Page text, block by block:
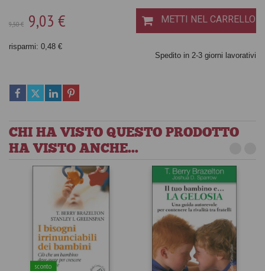
9,50 € 9,03 € METTI NEL CARRELLO
risparmi: 0,48 €
Spedito in 2-3 giorni lavorativi
CHI HA VISTO QUESTO PRODOTTO
HA VISTO ANCHE...
sconto